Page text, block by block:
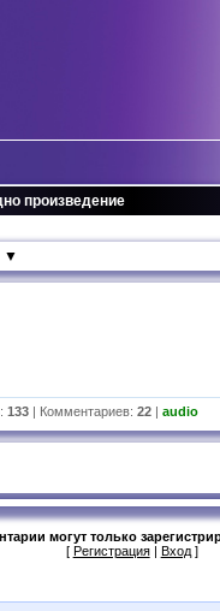
произведение
▼
133 | Комментариев:22 |audio
могут только
[ Регистрация| Вход]